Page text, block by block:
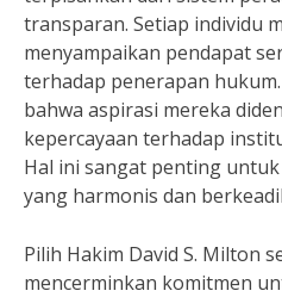
transparan. Setiap individu
menyampaikan pendapat
terhadap penerapan
bahwa aspirasi mereka
kepercayaan terhadap
Hal ini sangat penting
yang harmonis dan
Pilih Hakim David S. Milton
mencerminkan komitmen